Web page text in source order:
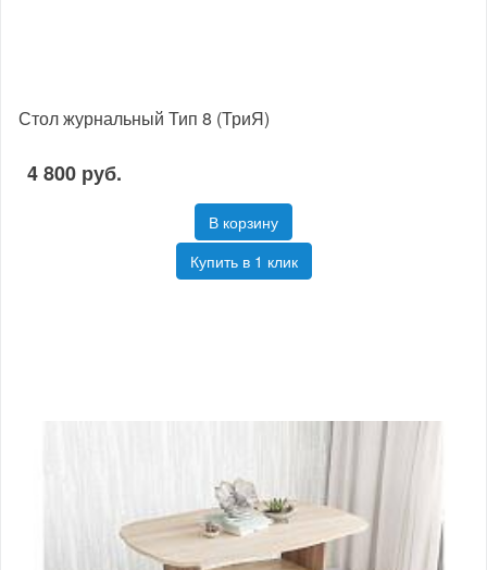
Стол журнальный Тип 8 (ТриЯ)
4 800 руб.
В корзину
Купить в 1 клик